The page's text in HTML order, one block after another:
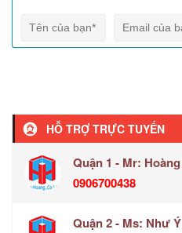
HỖ TRỢ TRỰC TUYẾN
Quận 1 - Mr: Hoàng
0906700438
Quận 2 - Ms: Như Ý